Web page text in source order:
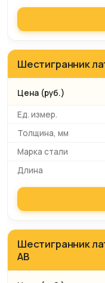
Шестигранник
Шестигранник
АВ